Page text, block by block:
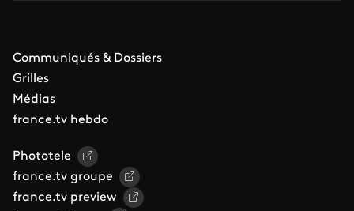
Communiqués & Dossiers
Grilles
Médias
france.tv hebdo
Phototele
france.tv groupe
france.tv preview